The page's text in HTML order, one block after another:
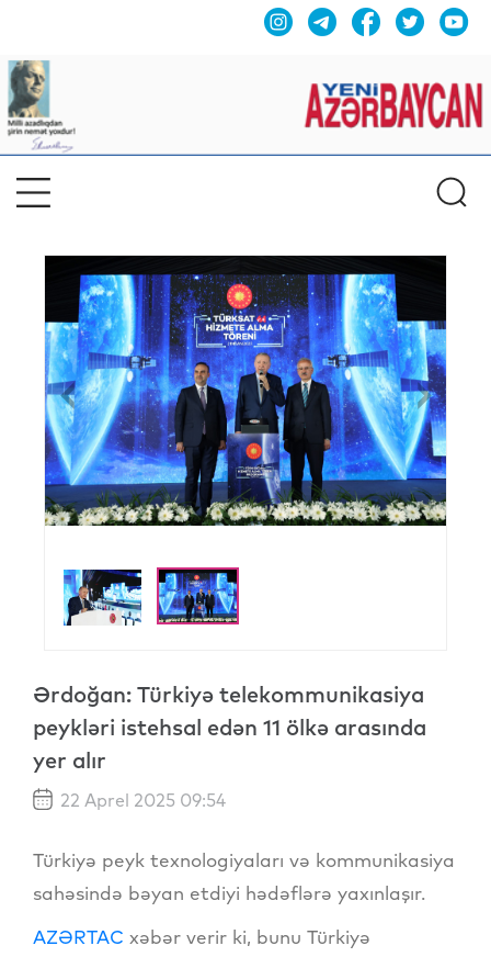
Previous
Ərdoğan: Türkiyə telekommunikasiya
peykləri istehsal edən 11 ölkə arasında
yer alır
22 Aprel 2025 09:54
Türkiyə peyk texnologiyaları və kommunikasiya
sahəsində bəyan etdiyi hədəflərə yaxınlaşır.
AZƏRTAC xəbər verir ki, bunu Türkiyə